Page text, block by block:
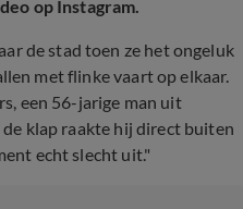
op Instagram.
de stad toen ze het ongeluk
met flinke vaart op elkaar.
een 56-jarige man uit
klap raakte hij direct buiten
echt slecht uit."